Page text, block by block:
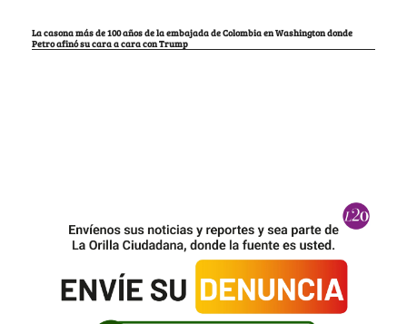
La casona más de 100 años de la embajada de Colombia en Washington donde
Petro afinó su cara a cara con Trump